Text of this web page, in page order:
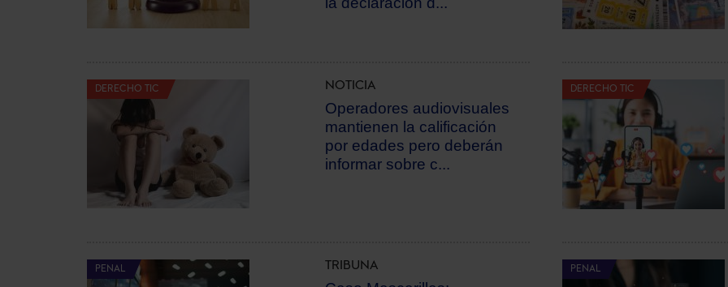
DERECHO TIC NOTICIA
Operadores audiovisuales
mantienen la calificación
por edades pero deberán
informar sobre c...
DERECHO TIC
PENAL TRIBUNA PENAL